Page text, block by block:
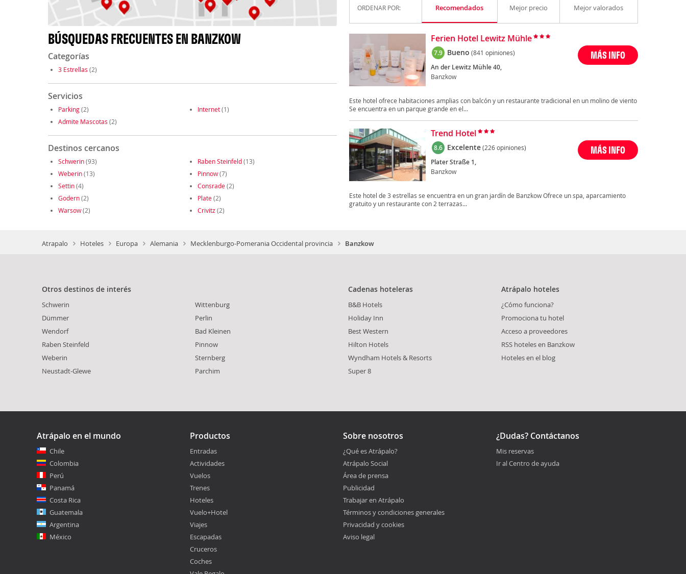
BÚSQUEDAS FRECUENTES EN BANZKOW
Categorías
3 Estrellas (2)
Servicios
Parking(2) Internet(1)
Admite Mascotas (2)
Destinos cercanos
Schwerin(93) Raben Steinfeld(13)
Weberin(13) Pinnow(7)
Settin(4) Consrade(2)
Godern(2) Plate(2)
Warsow(2) Crivitz (2)
ORDENAR POR: Recomendados Mejor precio Mejor valorados
Ferien Hotel Lewitz Mühle
7.9 Bueno (841 opiniones)
An der Lewitz Mühle 40,
Banzkow
MÁS INFO
Este hotel ofrece habitaciones amplias con balcón y un restaurante tradicional en un molino de viento
Se encuentra en un parque grande en el...
Trend Hotel
8.6 Excelente(226 opiniones)
Plater Straße 1,
Banzkow
MÁS INFO
Este hotel de 3 estrellas se encuentra en un gran jardín de Banzkow Ofrece un spa, aparcamiento
gratuito y un restaurante con 2 terrazas...
Atrapalo Hoteles Europa Alemania Mecklenburgo-Pomerania Occidental provincia Banzkow
Otros destinos de interés
Schwerin
Dümmer
Wendorf
Raben Steinfeld
Weberin
Neustadt-Glewe
Wittenburg
Perlin
Bad Kleinen
Pinnow
Sternberg
Parchim
Cadenas hoteleras
B&B Hotels
Holiday Inn
Best Western
Hilton Hotels
Wyndham Hotels & Resorts
Super 8
Atrápalo hoteles
¿Cómo funciona?
Promociona tu hotel
Acceso a proveedores
RSS hoteles en Banzkow
Hoteles en el blog
Atrápalo en el mundo
Chile
Colombia
Perú
Panamá
Costa Rica
Guatemala
Argentina
México
Productos
Entradas
Actividades
Vuelos
Trenes
Hoteles
Vuelo+Hotel
Viajes
Escapadas
Cruceros
Coches
Sobre nosotros
¿Qué es Atrápalo?
Atrápalo Social
Área de prensa
Publicidad
Trabajar en Atrápalo
Términos y condiciones generales
Privacidad y cookies
Aviso legal
¿Dudas? Contáctanos
Mis reservas
Ir al Centro de ayuda